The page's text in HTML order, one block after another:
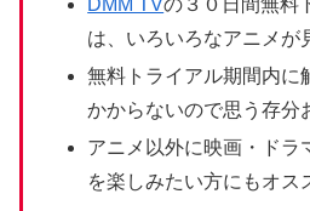
は、いろいろなアニメが
無料トライアル期間内に
かからないので思う存分
アニメ以外に映画・ドラ
を楽しみたい方にもオス